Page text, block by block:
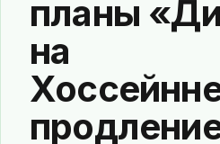
планы
на